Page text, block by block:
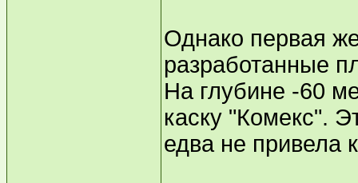
Однако первая
разработанные
На глубине -60
каску "Комекс".
едва не привела